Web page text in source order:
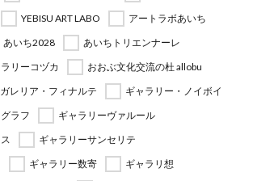
YEBISU ART LABO
アートラボあいち
あいち2028
あいちトリエンナーレ
リーコヅカ
おおぶ文化交流の杜 allobu
ガレリア・フィナルテ
ギャラリー・ノイボイ
ラフ
ギャラリーヴァルール
ギャラリーサンセリテ
ギャラリー数寄
ギャラリ想